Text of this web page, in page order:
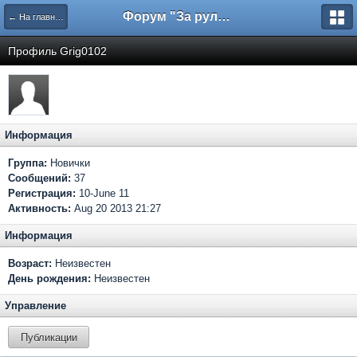
← На главную Форум "За рулем"
Профиль Grig0102
Информация
Группа: Новички
Сообщений: 37
Регистрация: 10-June 11
Активность: Aug 20 2013 21:27
Информация
Возраст: Неизвестен
День рождения: Неизвестен
Управление
Публикации